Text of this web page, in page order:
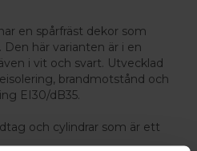
en spårfräst dekor som
Den här varianten är i en
i vit och svart. Utvecklad
brandmotstånd och
EI30/dB35.
och cylindrar som är ett